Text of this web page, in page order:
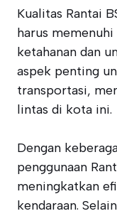
Kualitas Rantai
harus
ketahanan dan
aspek penting
transportasi,
lintas di kota ini.
Dengan
penggunaan
meningkatkan
kendaraan.